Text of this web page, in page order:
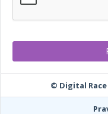
© Digital Race